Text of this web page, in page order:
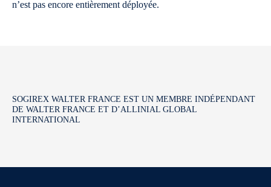
n’est pas encore entièrement déployée.
SOGIREX WALTER FRANCE EST UN MEMBRE INDÉPENDANT
DE WALTER FRANCE ET D’ALLINIAL GLOBAL
INTERNATIONAL